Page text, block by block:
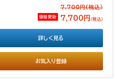
7,700円(税込）
価格更新 7,700円 （税込）
お気入り登録
詳しく見る